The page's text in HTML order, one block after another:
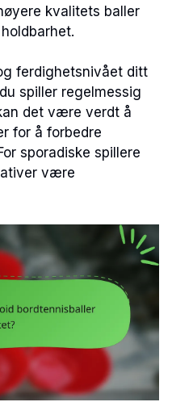
kvalitets baller
ferdighetsnivået ditt
spiller regelmessig
det være verdt å
for å forbedre
sporadiske spillere
være